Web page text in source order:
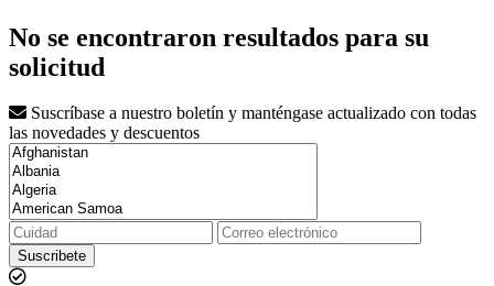
No se encontraron resultados para su
solicitud
Suscríbase a nuestro boletín y manténgase actualizado con todas
las novedades y descuentos
Suscribete